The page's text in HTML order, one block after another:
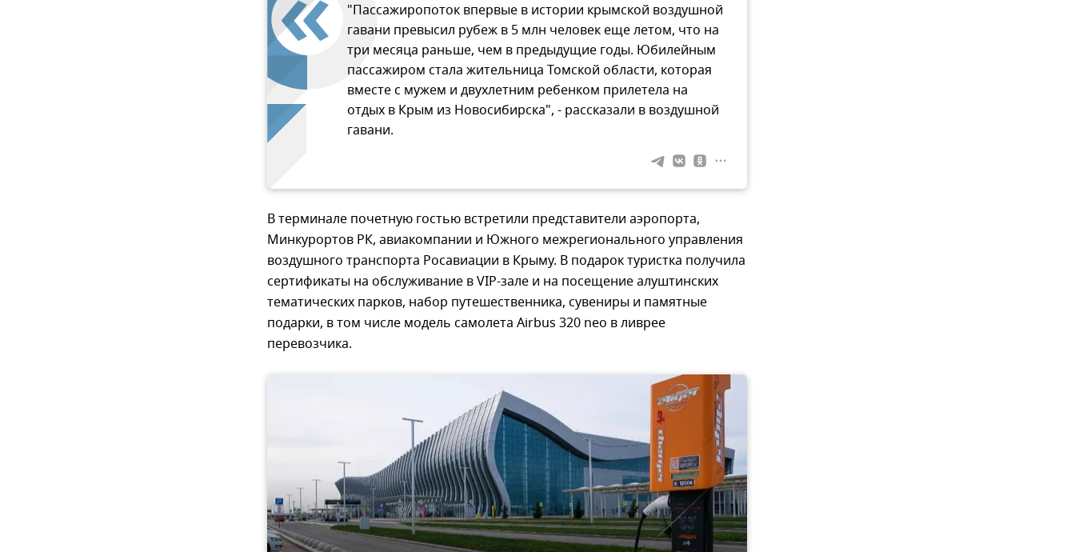
"Пассажиропоток впервые в истории крымской воздушной
гавани превысил рубеж в 5 млн человек еще летом, что на
три месяца раньше, чем в предыдущие годы. Юбилейным
пассажиром стала жительница Томской области, которая
вместе с мужем и двухлетним ребенком прилетела на
отдых в Крым из Новосибирска", - рассказали в воздушной
гавани.
В терминале почетную гостью встретили представители аэропорта,
Минкурортов РК, авиакомпании и Южного межрегионального управления
воздушного транспорта Росавиации в Крыму. В подарок туристка получила
сертификаты на обслуживание в VIP-зале и на посещение алуштинских
тематических парков, набор путешественника, сувениры и памятные
подарки, в том числе модель самолета Airbus 320 neo в ливрее
перевозчика.